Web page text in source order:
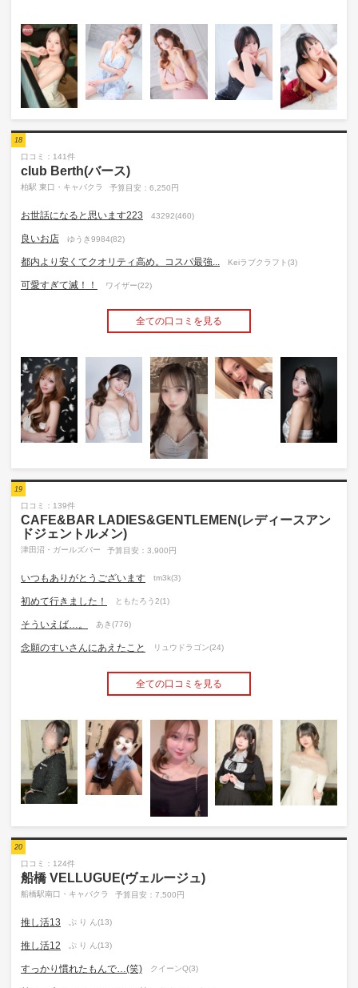
18
口コミ：141件
club Berth(バース)
柏駅 東口・キャバクラ 予算目安：6,250円
お世話になると思います223 43292(460)
良いお店 ゆうき9984(82)
都内より安くてクオリティ高め。コスパ最強... Keiラブクラフト(3)
可愛すぎて滅！！ ワイザー(22)
全ての口コミを見る
19
口コミ：139件
CAFE&BAR LADIES&GENTLEMEN(レディースアン
ドジェントルメン)
津田沼・ガールズバー 予算目安：3,900円
いつもありがとうございます tm3k(3)
初めて行きました！ ともたろう2(1)
そういえば…。 あき(776)
念願のすいさんにあえたこと リュウドラゴン(24)
全ての口コミを見る
20
口コミ：124件
船橋 VELLUGUE(ヴェルージュ)
船橋駅南口・キャバクラ 予算目安：7,500円
推し活13 ぷ り ん(13)
推し活12 ぷ り ん(13)
すっかり慣れたもんで…(笑) クイーンQ(3)